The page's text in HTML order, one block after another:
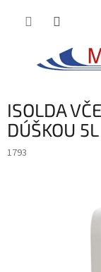
ISOLDA
DÚŠKOU 5L
1793